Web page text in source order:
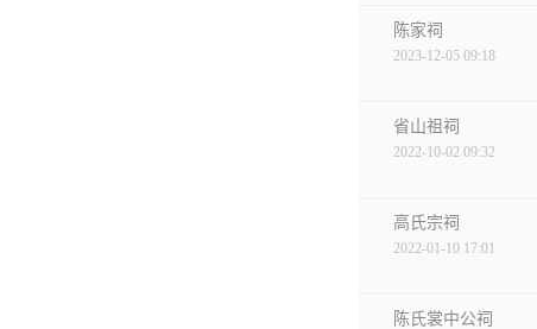
陈家祠
2023-12-05 09:18
省山祖祠
2022-10-02 09:32
高氏宗祠
2022-01-10 17:01
陈氏裳中公祠